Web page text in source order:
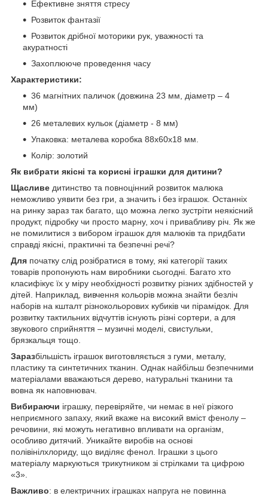
Ефективне зняття стресу
Розвиток фантазії
Розвиток дрібної моторики рук, уважності та
акуратності
Захоплююче проведення часу
Характеристики:
36 магнітних паличок (довжина 23 мм, діаметр – 4
мм)
26 металевих кульок (діаметр - 8 мм)
Упаковка: металева коробка 88x60x18 мм.
Колір: золотий
Як вибрати якісні та корисні іграшки для дитини?
Щасливе дитинство та повноцінний розвиток малюка
неможливо уявити без гри, а значить і без іграшок. Останніх
на ринку зараз так багато, що можна легко зустріти неякісний
продукт, підробку чи просто марну, хоч і привабливу річ. Як же
не помилитися з вибором іграшок для малюків та придбати
справді якісні, практичні та безпечні речі?
Для початку слід розібратися в тому, які категорії таких
товарів пропонують нам виробники сьогодні. Багато хто
класифікує їх у міру необхідності розвитку різних здібностей у
дітей. Наприклад, вивчення кольорів можна знайти безліч
наборів на кшталт різнокольорових кубиків чи пірамідок. Для
розвитку тактильних відчуттів існують різні сортери, а для
звукового сприйняття – музичні моделі, свистульки,
брязкальця тощо.
Заразбільшість іграшок виготовляється з гуми, металу,
пластику та синтетичних тканин. Однак найбільш безпечними
матеріалами вважаються дерево, натуральні тканини та
вовна як наповнювач.
Вибираючи іграшку, перевіряйте, чи немає в неї різкого
неприємного запаху, який вкаже на високий вміст фенолу –
речовини, які можуть негативно впливати на організм,
особливо дитячий. Уникайте виробів на основі
полівінілхлориду, що виділяє фенол. Іграшки з цього
матеріалу маркуються трикутником зі стрілками та цифрою
«3».
Важливо: в електричних іграшках напруга не повинна